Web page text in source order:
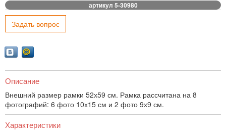
артикул 5-30980
Задать вопрос
Описание
Внешний размер рамки 52х59 см. Рамка рассчитана на 8
фотографий: 6 фото 10х15 см и 2 фото 9х9 см.
Характеристики